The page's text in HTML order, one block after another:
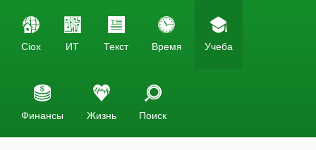
Ciox ИТ Текст Время Учеба
Финансы Жизнь Поиск